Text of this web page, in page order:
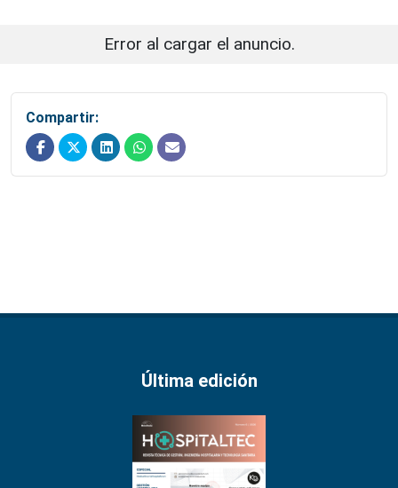
Error al cargar el anuncio.
Compartir:
Última edición